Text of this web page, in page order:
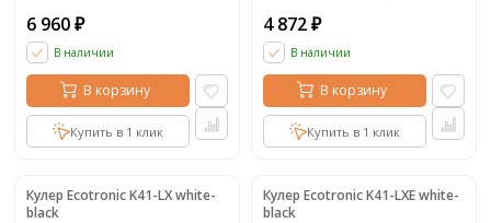
6 960 ₽
В наличии
В корзину
Купить в 1 клик
4 872 ₽
В наличии
В корзину
Купить в 1 клик
Кулер Ecotronic K41-LX white-
black
Кулер Ecotronic K41-LXE white-
black